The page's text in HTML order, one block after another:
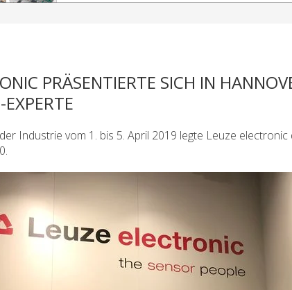
PRÄSENTIERTE SICH IN
Industrie vom 1. bis 5. April 2019 legte Leuze